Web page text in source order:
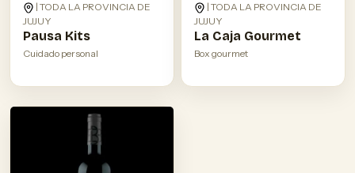
| TODA LA PROVINCIA DE
JUJUY
Pausa Kits
Cuidado personal
| TODA LA PROVINCIA DE
JUJUY
La Caja Gourmet
Box gourmet